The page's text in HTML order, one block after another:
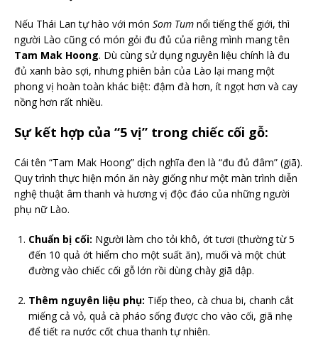
Nếu Thái Lan tự hào với món Som Tum nổi tiếng thế giới, thì
người Lào cũng có món gỏi đu đủ của riêng mình mang tên
Tam Mak Hoong. Dù cùng sử dụng nguyên liệu chính là đu
đủ xanh bào sợi, nhưng phiên bản của Lào lại mang một
phong vị hoàn toàn khác biệt: đậm đà hơn, ít ngọt hơn và cay
nồng hơn rất nhiều.
Sự kết hợp của “5 vị” trong chiếc cối gỗ:
Cái tên “Tam Mak Hoong” dịch nghĩa đen là “đu đủ đâm” (giã).
Quy trình thực hiện món ăn này giống như một màn trình diễn
nghệ thuật âm thanh và hương vị độc đáo của những người
phụ nữ Lào.
Chuẩn bị cối: Người làm cho tỏi khô, ớt tươi (thường từ 5
đến 10 quả ớt hiểm cho một suất ăn), muối và một chút
đường vào chiếc cối gỗ lớn rồi dùng chày giã dập.
Thêm nguyên liệu phụ: Tiếp theo, cà chua bi, chanh cắt
miếng cả vỏ, quả cà pháo sống được cho vào cối, giã nhẹ
để tiết ra nước cốt chua thanh tự nhiên.